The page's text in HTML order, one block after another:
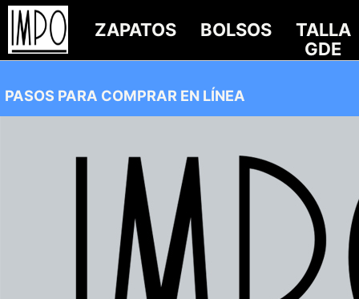
ZAPATOS BOLSOS
TALLA
GDE
PASOS PARA COMPRAR EN LÍNEA